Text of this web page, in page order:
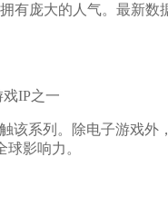
庞大的人气。最新数
IP之一
列。除电子游戏外，
影响力。